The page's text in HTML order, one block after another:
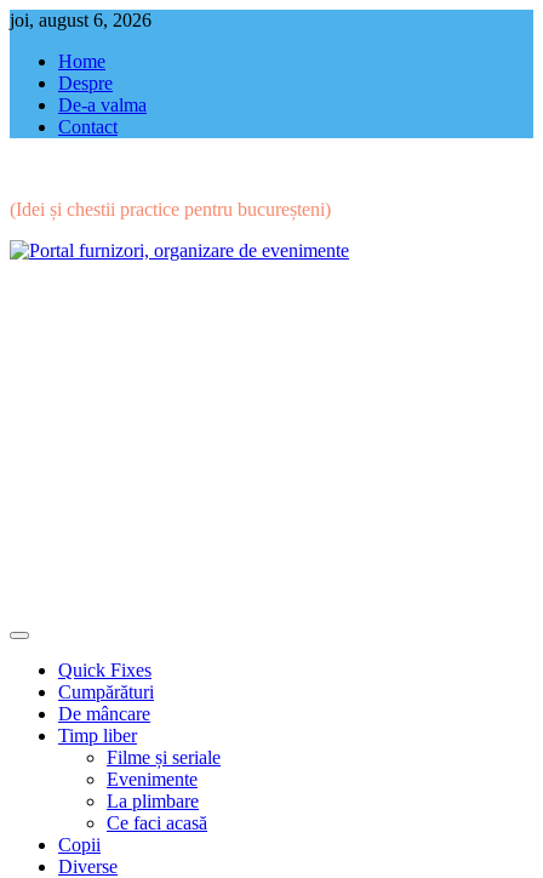
Skip
content
joi, august 6, 2026
Home
Despre
De-a valma
Contact
(Idei și chestii practice pentru bucureșteni)
Quick Fixes
Cumpărături
De mâncare
Timp liber
Filme și seriale
Evenimente
La plimbare
Ce faci acasă
Copii
Diverse